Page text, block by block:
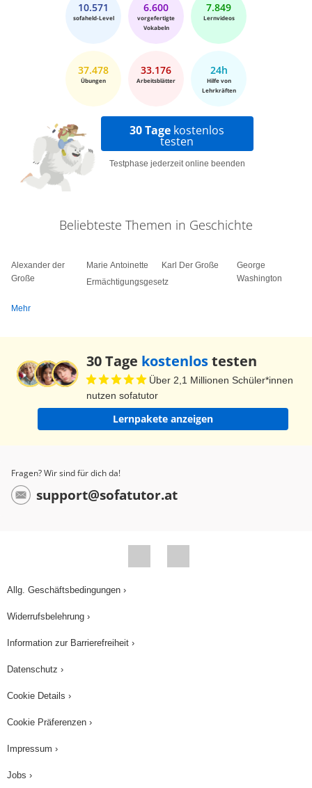
10.571
sofaheld-Level
6.600
vorgefertigte
Vokabeln
7.849
Lernvideos
37.478
Übungen
33.176
Arbeitsblätter
24h
Hilfe von
Lehrkräften
30 Tage kostenlos
testen
Testphase jederzeit online beenden
Beliebteste Themen in Geschichte
Alexander der
Große
Marie Antoinette
Ermächtigungsgesetz
Karl Der Große
George
Washington
Mehr
30 Tage kostenlostesten
Über 2,1 Millionen Schüler*innen
nutzen sofatutor
Lernpakete anzeigen
Fragen? Wir sind für dich da!
support@sofatutor.at
Allg. Geschäftsbedingungen ›
Widerrufsbelehrung ›
Information zur Barrierefreiheit ›
Datenschutz ›
Cookie Details ›
Cookie Präferenzen ›
Impressum ›
Jobs ›